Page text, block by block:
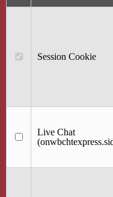
40 Jahre
Terminkalender
Gemeinsam
Gemeinsam
wirFAIRändern
Angebot /
Session Cookie
Live Chat